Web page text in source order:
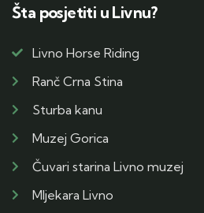
Šta posjetiti u Livnu?
Livno Horse Riding
Ranč Crna Stina
Sturba kanu
Muzej Gorica
Čuvari starina Livno muzej
Mljekara Livno